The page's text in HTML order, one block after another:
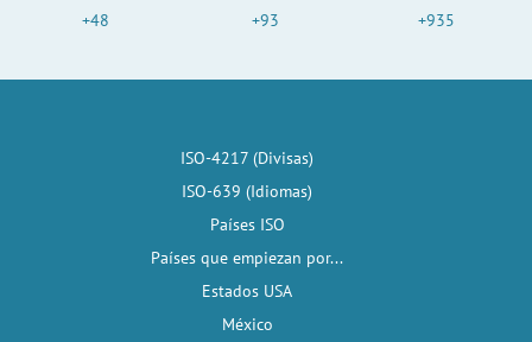
+48
+93
+935
ISO-4217 (Divisas)
ISO-639 (Idiomas)
Países ISO
Países que empiezan por...
Estados USA
México